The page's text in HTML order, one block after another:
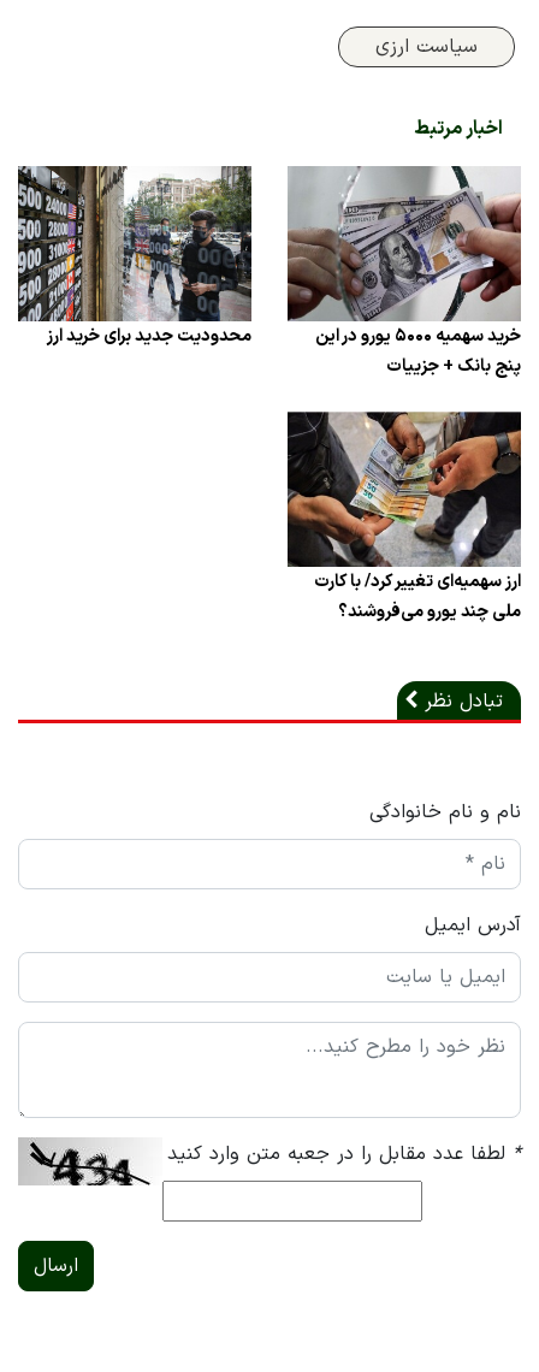
سیاست ارزی
اخبار مرتبط
خرید سهمیه ۵۰۰۰ یورو در این
پنج بانک + جزییات
محدودیت جدید برای خرید ارز
ارز سهمیه‌ای تغییر کرد/ با کارت
ملی چند یورو می‌فروشند؟
تبادل نظر
نام و نام خانوادگی
آدرس ایمیل
* لطفا عدد مقابل را در جعبه متن وارد کنید
ارسال